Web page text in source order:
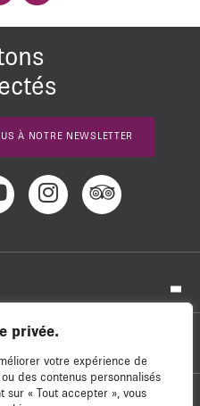
privée.
votre expérience de
des contenus personnalisés
sur « Tout accepter », vous
À NOTRE NEWSLETTER